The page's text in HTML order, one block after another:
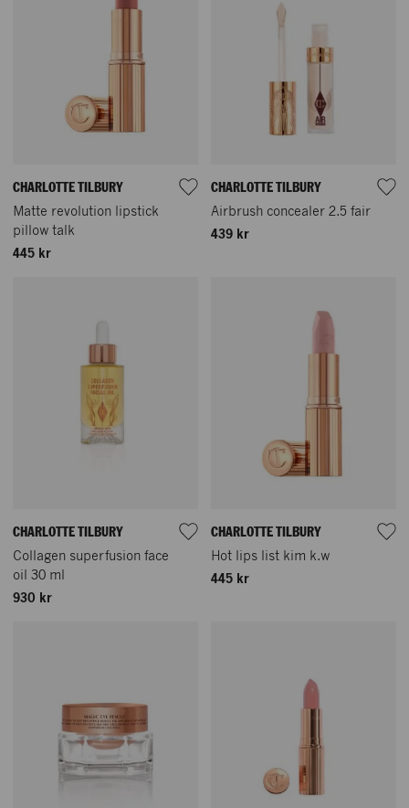
CHARLOTTE TILBURY
Matte revolution lipstick
pillow talk
445 kr
CHARLOTTE TILBURY
Airbrush concealer 2.5 fair
439 kr
CHARLOTTE TILBURY
Collagen superfusion face
oil 30 ml
930 kr
CHARLOTTE TILBURY
Hot lips list kim k.w
445 kr